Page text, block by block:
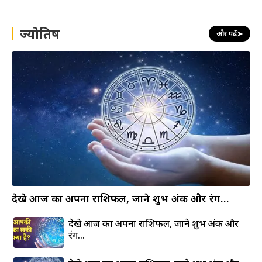
h ज्योतिष और पढ़ें➤
देखे आज का अपना राशिफल, जाने शुभ अंक और रंग…
देखे आज का अपना राशिफल, जाने शुभ अंक और
रंग…